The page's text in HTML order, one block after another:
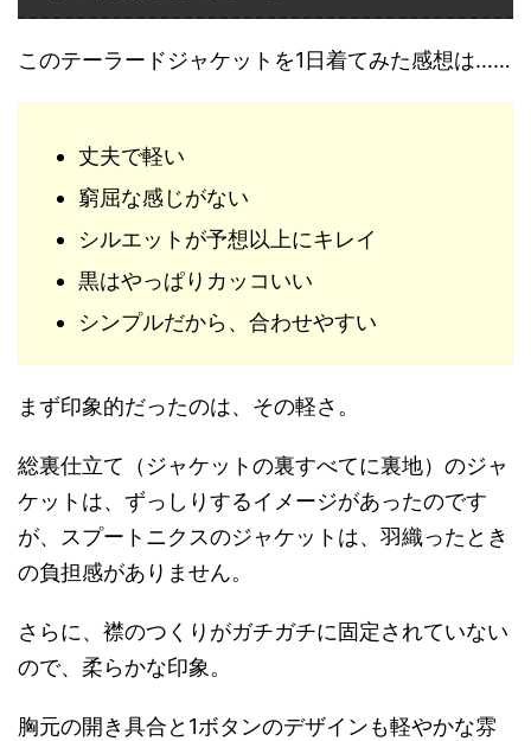
このテーラードジャケットを1日着てみた感想は……
丈夫で軽い
窮屈な感じがない
シルエットが予想以上にキレイ
黒はやっぱりカッコいい
シンプルだから、合わせやすい
まず印象的だったのは、その軽さ。
総裏仕立て（ジャケットの裏すべてに裏地）のジャ
ケットは、ずっしりするイメージがあったのです
が、スプートニクスのジャケットは、羽織ったとき
の負担感がありません。
さらに、襟のつくりがガチガチに固定されていない
ので、柔らかな印象。
胸元の開き具合と1ボタンのデザインも軽やかな雰